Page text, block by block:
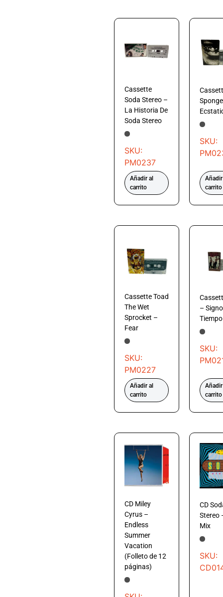
Cassette
Soda Stereo –
La Historia De
Soda Stereo
SKU:
PM0237
Añadir al
carrito
SKU:
carrito
Cassette Toad
The Wet
Sprocket –
Fear
SKU:
PM0227
Añadir al
carrito
–
Tiempo
SKU:
carrito
CD Miley
Cyrus –
Endless
Summer
Vacation
(Folleto de 12
páginas)
CD
Stereo
Mix
SKU: